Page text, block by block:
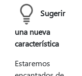
Sugerir
una nueva
característica
Estaremos